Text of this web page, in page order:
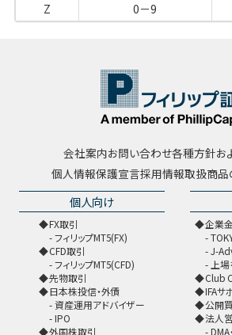
Z
0－9
会社案内お問い合わせ各種方針お
個人情報保護宣言採用情報取扱商品
個人向け
FX取引
フィリップMT5(FX)
CFD取引
フィリップMT5(CFD)
先物取引
日本株投信・外債
資産運用アドバイザー
IPO
外国株取引
企業
J-
上
Club
IFAサ
公開
法人